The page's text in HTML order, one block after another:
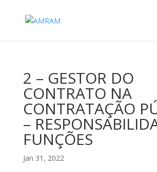
2 – GESTOR DO
CONTRATO NA
CONTRATAÇÃO
–
FUNÇÕES
Jan 31, 2022